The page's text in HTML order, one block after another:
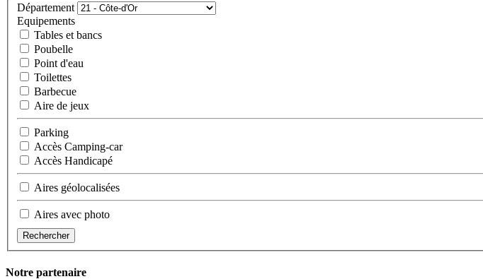
Département
Equipements
Tables et bancs
Poubelle
Point d'eau
Toilettes
Barbecue
Aire de jeux
Parking
Accès Camping-car
Accès Handicapé
Aires géolocalisées
Aires avec photo
Rechercher
Notre partenaire